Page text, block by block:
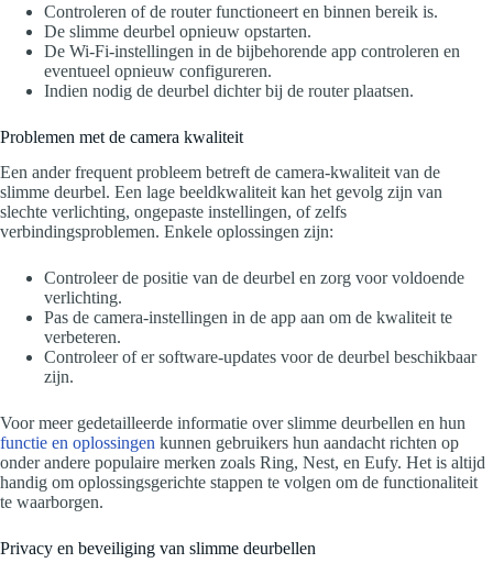
Controleren of de router functioneert en binnen bereik is.
De slimme deurbel opnieuw opstarten.
De Wi-Fi-instellingen in de bijbehorende app controleren en
eventueel opnieuw configureren.
Indien nodig de deurbel dichter bij de router plaatsen.
Problemen met de camera kwaliteit
Een ander frequent probleem betreft de camera-kwaliteit van de
slimme deurbel. Een lage beeldkwaliteit kan het gevolg zijn van
slechte verlichting, ongepaste instellingen, of zelfs
verbindingsproblemen. Enkele oplossingen zijn:
Controleer de positie van de deurbel en zorg voor voldoende
verlichting.
Pas de camera-instellingen in de app aan om de kwaliteit te
verbeteren.
Controleer of er software-updates voor de deurbel beschikbaar
zijn.
Voor meer gedetailleerde informatie over slimme deurbellen en hun
functie en oplossingen kunnen gebruikers hun aandacht richten op
onder andere populaire merken zoals Ring, Nest, en Eufy. Het is altijd
handig om oplossingsgerichte stappen te volgen om de functionaliteit
te waarborgen.
Privacy en beveiliging van slimme deurbellen